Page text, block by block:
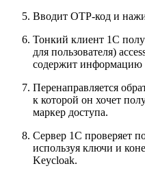
Вводит OTP‑код и
Тонкий клиент 1С
для пользователя)
содержит информацию
Перенаправляется
к которой он хочет
маркер доступа.
Сервер 1С проверяет
используя ключи и
Keycloak.